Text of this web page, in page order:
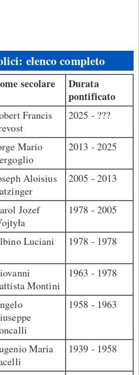
elenco completo
secolare
Durata
pontificato
Francis
2025 - ???
Mario
2013 - 2025
Aloisius
2005 - 2013
Jozef
1978 - 2005
Luciani 1978 - 1978
Montini
1963 - 1978
1958 - 1963
Maria
1939 - 1958